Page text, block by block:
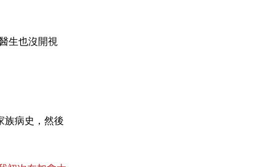
生也沒開視
族病史，然後